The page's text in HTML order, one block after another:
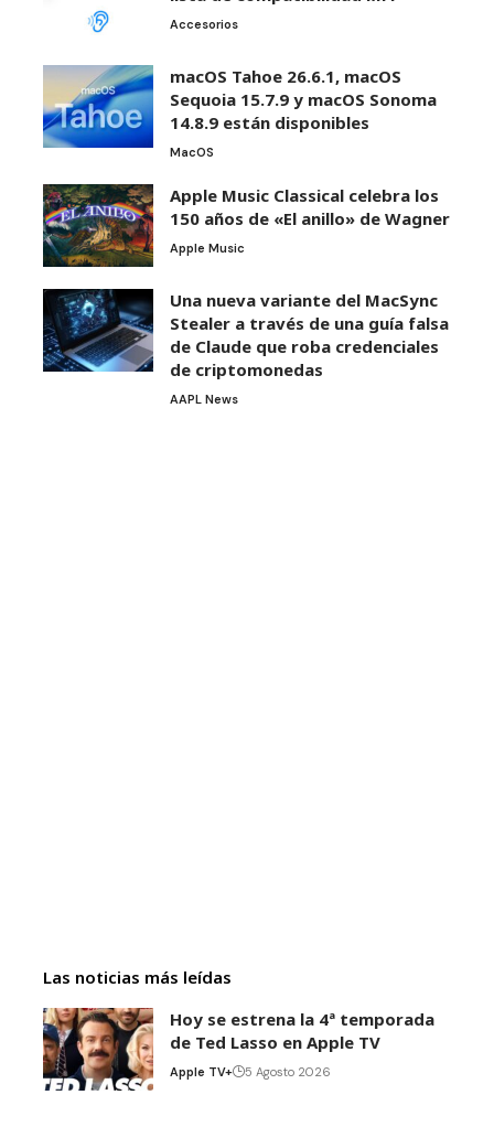
Accesorios
macOS Tahoe 26.6.1, macOS
Sequoia 15.7.9 y macOS Sonoma
14.8.9 están disponibles
MacOS
Apple Music Classical celebra los
150 años de «El anillo» de Wagner
Apple Music
Una nueva variante del MacSync
Stealer a través de una guía falsa
de Claude que roba credenciales
de criptomonedas
AAPL News
Las noticias más leídas
Hoy se estrena la 4ª temporada
de Ted Lasso en Apple TV
Apple TV+ 5 Agosto 2026